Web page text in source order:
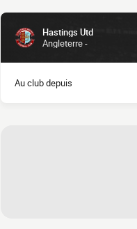
Hastings Utd
Angleterre -
Au club depuis